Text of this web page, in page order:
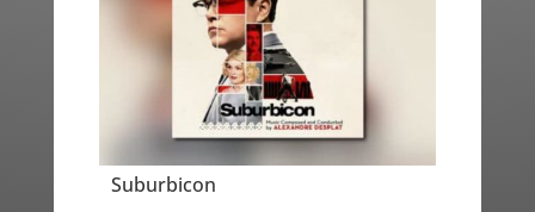
Suburbicon